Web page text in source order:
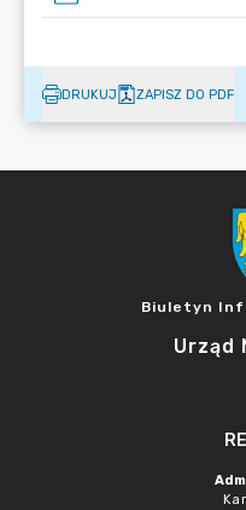
DRUKUJ ZAPISZ DO PDF
Biuletyn
Urząd